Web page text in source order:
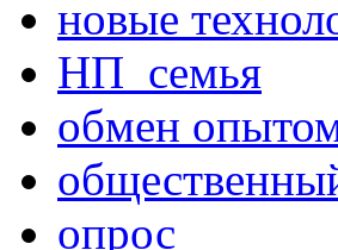
новые
НП_семья
обмен
опрос